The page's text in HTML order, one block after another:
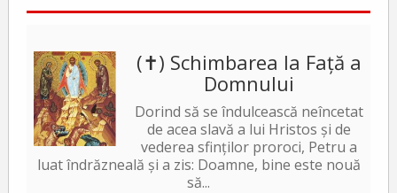
(✝) Schimbarea la Față a
Domnului
Dorind să se îndulcească neîncetat
de acea slavă a lui Hristos și de
vederea sfinților proroci, Petru a
luat îndrăzneală și a zis: Doamne, bine este nouă
să...